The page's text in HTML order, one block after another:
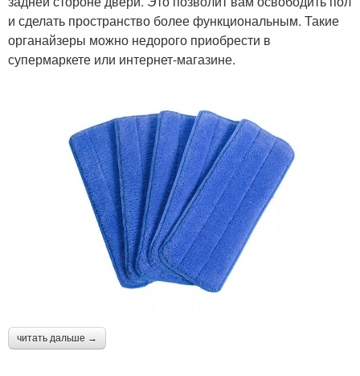
и сделать пространство более функциональным. Такие
органайзеры можно недорого приобрести в
супермаркете или интернет-магазине.
читать дальше →